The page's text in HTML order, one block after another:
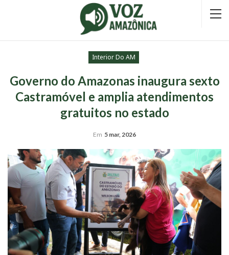
Interior Do AM
Governo do Amazonas inaugura sexto
Castramóvel e amplia atendimentos
gratuitos no estado
Em 5 mar, 2026